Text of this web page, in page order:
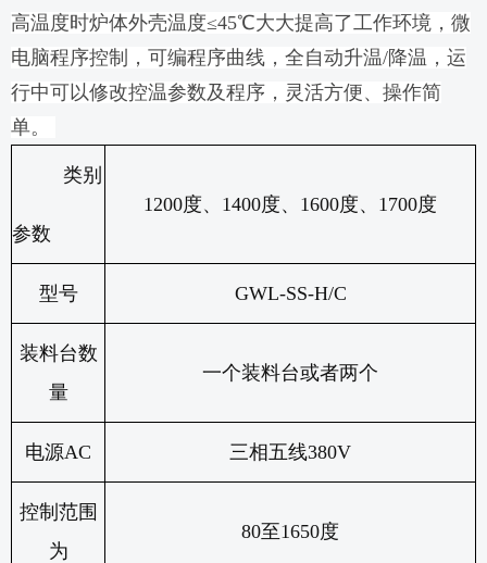
高温度时炉体外壳温度≤45℃大大提高了工作环境，微
电脑程序控制，可编程序曲线，全自动升温/降温，运
行中可以修改控温参数及程序，灵活方便、操作简
单。
类别
参数
1200度、 1400度、 1600度、 1700度
型号 GWL-SS-H/C
装料台数
量
一个装料台或者两个
电源AC 三相五线380V
控制范围
为
80至1650度